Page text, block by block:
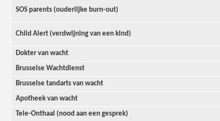
SOS parents (ouderlijke burn-out)
Child Alert (verdwijning van een kind)
Dokter van wacht
Brusselse Wachtdienst
Brusselse tandarts van wacht
Apotheek van wacht
Tele-Onthaal (nood aan een gesprek)